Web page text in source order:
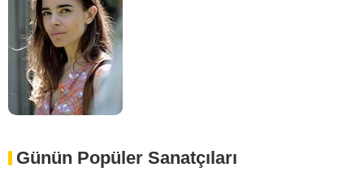
Günün Popüler Sanatçıları